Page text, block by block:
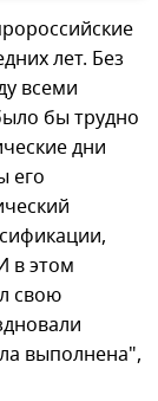
лет. Без
всеми
бы трудно
дни
его
в этом
свою
выполнена",